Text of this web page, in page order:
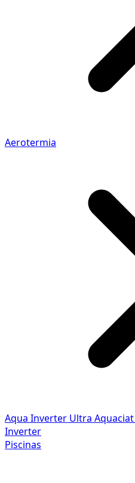
Aerotermia
Aqua Inverter Ultra
Inverter
Piscinas